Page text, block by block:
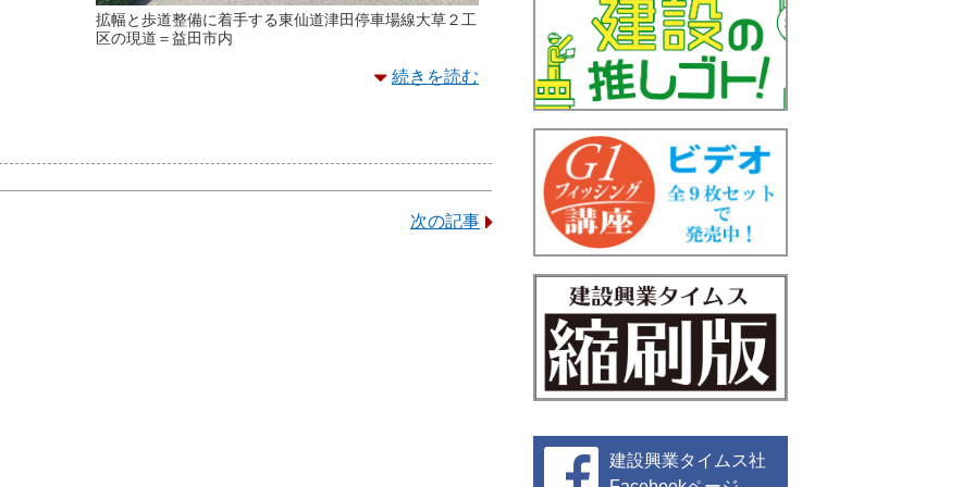
拡幅と歩道整備に着手する東仙道津田停車場線大草２工
区の現道＝益田市内
続きを読む
次の記事
建設興業タイムス社